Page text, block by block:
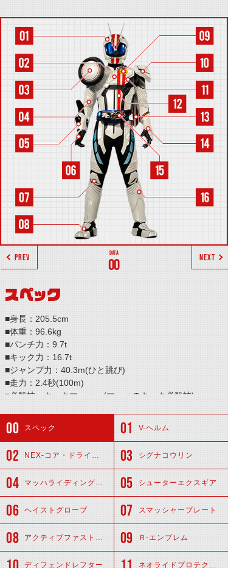
00
PREV NEXT
スペック
■身長：205.5cm
■体重：96.6kg
■パンチ力：9.7t
■キック力：16.7t
■ジャンプ力：40.3m(ひと跳び)
■走力：2.4秒(100m)
■必殺技：キックマッハー(マッハのキック必殺技)
スペック V-ヘルム
NEX-コア・ドライビア シグナコウリン
マッハライディングスーツ シューターエクスギア
ヘイストグローブ スマッシャープレート
アクティブファストブーツ Ｒ-エンブレム
ディフェンドレフター ネオライドプロテクター